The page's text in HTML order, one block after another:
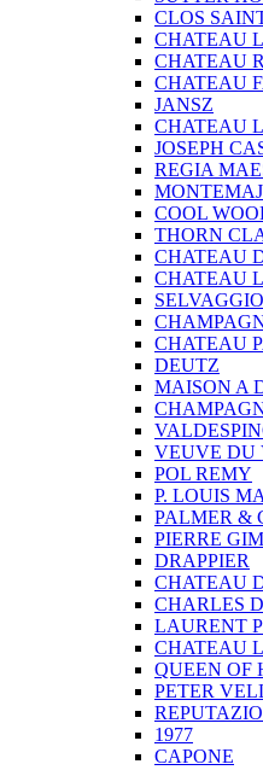
CLOS
CHATEAU
CHATEAU
CHATEAU
JANSZ
CHATEAU
JOSEPH
REGIA
COOL
THORN
CHATEAU
CHATEAU
SELVAGGIO
CHATEAU
DEUTZ
MAISON A
VEUVE DU
POL REMY
P. LOUIS
PALMER &
PIERRE
DRAPPIER
CHATEAU
CHARLES
LAURENT
CHATEAU
QUEEN OF
PETER
1977
CAPONE